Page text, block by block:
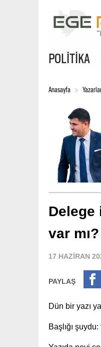
POLİTİKA
Anasayfa
Delege
var mı?
17 HAZİRAN
PAYLAŞ
Dün bir yazı
Başlığı şuydu: